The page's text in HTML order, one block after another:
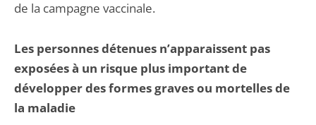
de la campagne vaccinale.
Les personnes détenues n’apparaissent pas
exposées à un risque plus important de
développer des formes graves ou mortelles de
la maladie